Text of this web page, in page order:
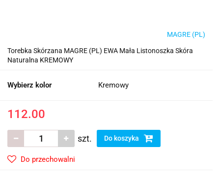
MAGRE (PL)
Torebka Skórzana MAGRE (PL) EWA Mała Listonoszka Skóra
Naturalna KREMOWY
Wybierz kolor Kremowy
112.00
szt. Do koszyka
Do przechowalni